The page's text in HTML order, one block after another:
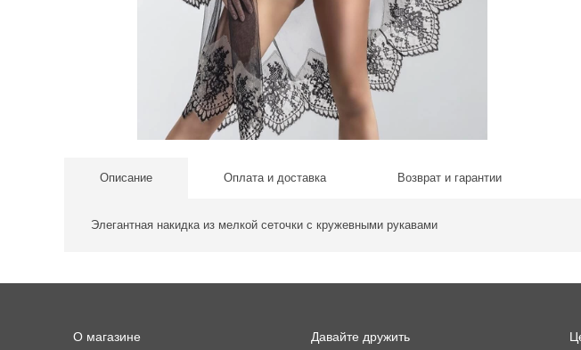
Описание Оплата и доставка Возврат и гарантии
Элегантная накидка из мелкой сеточки с кружевными рукавами
О магазине Давайте дружить